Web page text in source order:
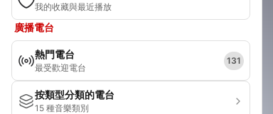
我的收藏與最近播放
廣播電台
熱門電台
最受歡迎電台
131
按類型分類的電台
15 種音樂類別